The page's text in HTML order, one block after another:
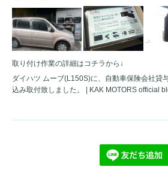
取り付け作業の詳細はコチラから↓
ダイハツ ムーブ(L150S)に、自動車保険会社貸
込み取付致しました。 | KAK MOTORS official